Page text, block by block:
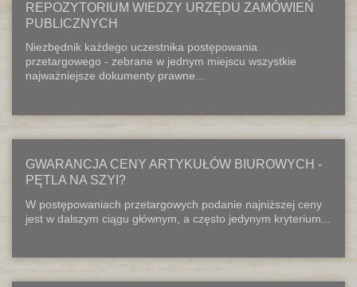
REPOZYTORIUM WIEDZY URZĘDU ZAMÓWIEŃ
PUBLICZNYCH
Niezbędnik każdego uczestnika postępowania
przetargowego - zebrane w jednym miejscu wszystkie
najważniejsze dokumenty prawne...
GWARANCJA CENY ARTYKUŁÓW BIUROWYCH -
PĘTLA NA SZYI?
W postępowaniach przetargowych podanie najniższej ceny
jest w dalszym ciągu głównym, a często jedynym kryterium...